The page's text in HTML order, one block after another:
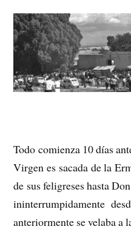
Todo comienza 10 días
Virgen es sacada de la
de sus feligreses hasta
ininterrumpidamente
anteriormente se velaba a